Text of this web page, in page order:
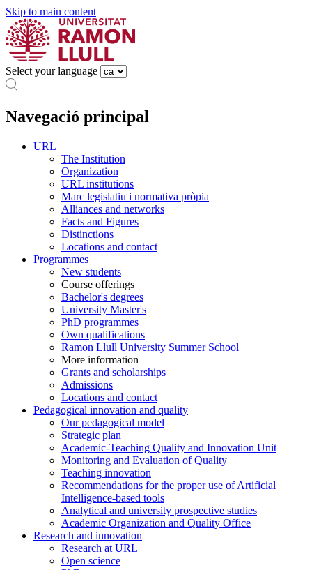
Skip to main content
Select your language
Navegació principal
URL
The Institution
Organization
URL institutions
Marc legislatiu i normativa pròpia
Alliances and networks
Facts and Figures
Distinctions
Locations and contact
Programmes
New students
Course offerings
Bachelor's degrees
University Master's
PhD programmes
Own qualifications
Ramon Llull University Summer School
More information
Grants and scholarships
Admissions
Locations and contact
Pedagogical innovation and quality
Our pedagogical model
Strategic plan
Academic-Teaching Quality and Innovation Unit
Monitoring and Evaluation of Quality
Teaching innovation
Recommendations for the proper use of Artificial
Intelligence-based tools
Analytical and university prospective studies
Academic Organization and Quality Office
Research and innovation
Research at URL
Open science